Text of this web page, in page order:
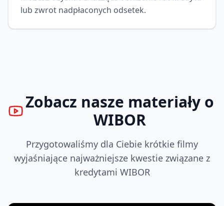
lub zwrot nadpłaconych odsetek.
Zobacz nasze materiały o
WIBOR
Przygotowaliśmy dla Ciebie krótkie filmy
wyjaśniające najważniejsze kwestie związane z
kredytami WIBOR